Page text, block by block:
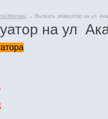
Москвы → Вызвать эвакуатор на ул
на ул